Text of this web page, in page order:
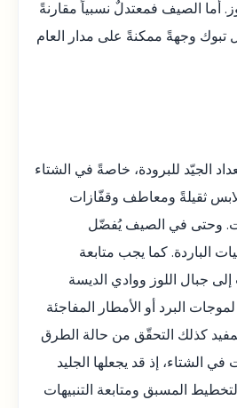
أما الصيف فمعتدلٌ نسبياً مقارنةً
تبوك وجهةً ممكنةً على مدار العام
الجيّد للبرودة، خاصةً في الشتاء
ثقيلةً ومعاطف وقفّازات
وحتى في الصيف يُفضّل
الباردة. كما يجب متابعة
جبال اللوز ووادي الديسة
لموجات البرد أو الأمطار المفاجئة
كذلك التحقّق من حالة الطرق
الشتاء، إذ قد يجعلها الجليد
المسبق ومتابعة التنبيهات